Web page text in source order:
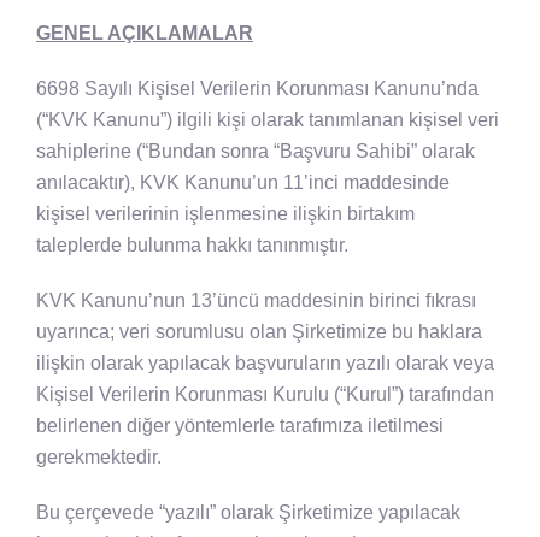
GENEL AÇIKLAMALAR
6698 Sayılı Kişisel Verilerin Korunması Kanunu’nda
(“KVK Kanunu”) ilgili kişi olarak tanımlanan kişisel veri
sahiplerine (“Bundan sonra “Başvuru Sahibi” olarak
anılacaktır), KVK Kanunu’un 11’inci maddesinde
kişisel verilerinin işlenmesine ilişkin birtakım
taleplerde bulunma hakkı tanınmıştır.
KVK Kanunu’nun 13’üncü maddesinin birinci fıkrası
uyarınca; veri sorumlusu olan Şirketimize bu haklara
ilişkin olarak yapılacak başvuruların yazılı olarak veya
Kişisel Verilerin Korunması Kurulu (“Kurul”) tarafından
belirlenen diğer yöntemlerle tarafımıza iletilmesi
gerekmektedir.
Bu çerçevede “yazılı” olarak Şirketimize yapılacak